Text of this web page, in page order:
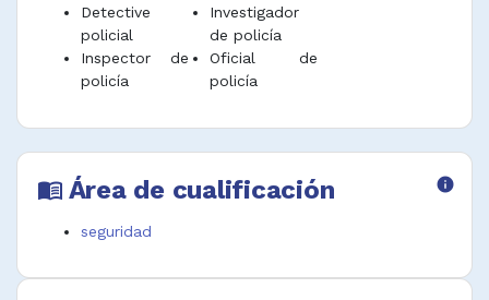
Detective
policial
Inspector de
policía
Investigador
de policía
Oficial de
policía
menu_book Área de cualificación info
seguridad